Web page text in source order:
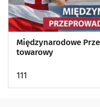
Międzynarodowe
towarowy
111